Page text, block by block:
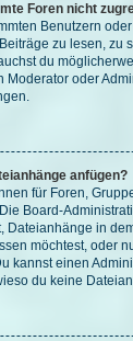
Foren nicht
Benutzern
zu lesen, zu
du
Moderator oder
anfügen?
für Foren,
Board-
Dateianhänge in
möchtest, oder
kannst einen
du keine